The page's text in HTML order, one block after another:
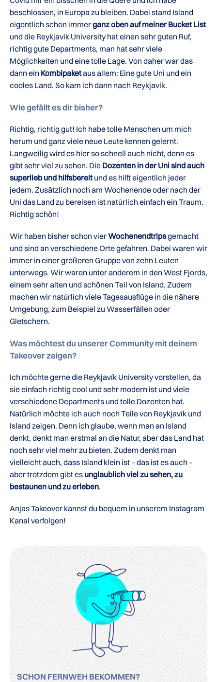
beschlossen, in Europa zu bleiben. Dabei stand Island
eigentlich schon immerganz oben auf meiner Bucket List
und die Reykjavik University hat einen sehr guten Ruf,
richtig gute Departments, man hat sehr viele
Möglichkeiten und eine tolle Lage. Von daher war das
dann ein Kombipaketaus allem: Eine gute Uni und ein
cooles Land. So kam ich dann nach Reykjavík.
Wie gefällt es dir bisher?
Richtig, richtig gut! Ich habe tolle Menschen um mich
herum und ganz viele neue Leute kennen gelernt.
Langweilig wird es hier so schnell auch nicht, denn es
gibt sehr viel zu sehen. Die Dozenten in der Uni sind auch
superlieb und hilfsbereitund es hilft eigentlich jeder
jedem. Zusätzlich noch am Wochenende oder nach der
Uni das Land zu bereisen ist natürlich einfach ein Traum.
Richtig schön!
Wir haben bisher schon vierWochenendtripsgemacht
und sind an verschiedene Orte gefahren. Dabei waren wir
immer in einer größeren Gruppe von zehn Leuten
unterwegs. Wir waren unter anderem in den West Fjords,
einem sehr alten und schönen Teil von Island. Zudem
machen wir natürlich viele Tagesausflüge in die nähere
Umgebung, zum Beispiel zu Wasserfällen oder
Gletschern.
Was möchtest du unserer Community mit deinem
Takeover zeigen?
Ich möchte gerne die Reykjavík University vorstellen, da
sie einfach richtig cool und sehr modern ist und viele
verschiedene Departments und tolle Dozenten hat.
Natürlich möchte ich auch noch Teile von Reykjavík und
Island zeigen. Denn ich glaube, wenn man an Island
denkt, denkt man erstmal an die Natur, aber das Land hat
noch sehr viel mehr zu bieten. Zudem denkt man
vielleicht auch, dass Island klein ist – das ist es auch –
aber trotzdem gibt es unglaublich viel zu sehen, zu
bestaunen und zu erleben.
Anjas Takeover kannst du bequem in unserem Instagram
Kanal verfolgen!
SCHON FERNWEH BEKOMMEN?